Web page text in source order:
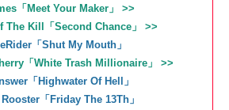
「Meet Your Maker」 >>
The Kill「Second Chance」 >>
「Shut My Mouth」
「White Trash Millionaire」 >>
「Highwater Of Hell」
「Friday The 13Th」